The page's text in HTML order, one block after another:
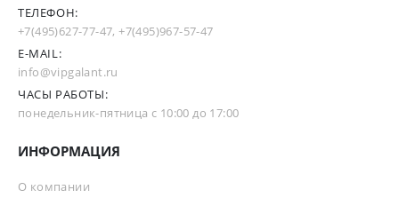
ТЕЛЕФОН:
+7(495)627-77-47,+7(495)967-57-47
E-MAIL:
info@vipgalant.ru
ЧАСЫ РАБОТЫ:
понедельник-пятница с 10:00 до 17:00
ИНФОРМАЦИЯ
О компании